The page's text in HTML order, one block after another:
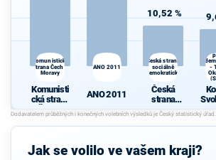
Komunistická
strana Čech a
Moravy
Komunisti
cká strana
Čech a
Moravy
ANO 2011
ANO 2011
10,52 %
Česká strana
sociálně
demokratická
Česká
strana
sociálně
demokrati
cká
-
e -
Jak se volilo ve vašem kraji?